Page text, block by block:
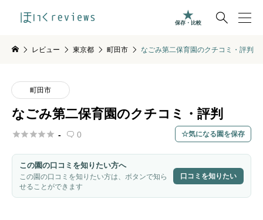

保存・比較
レビュー 東京都 町田市 なごみ第二保育園のクチコミ・評判
町田市
なごみ第二保育園のクチコミ・評判
 -  0 気になる園を保存
この園の口コミを知りたい方へ
この園の口コミを知りたい方は、ボタンで知ら
せることができます
口コミを知りたい